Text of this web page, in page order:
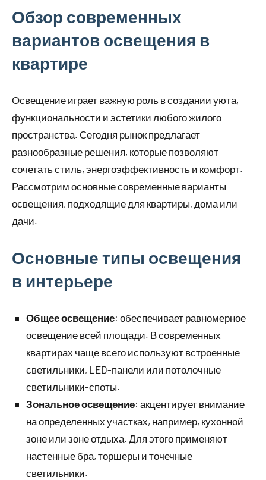
Обзор современных
вариантов освещения в
квартире
Освещение играет важную роль в создании уюта,
функциональности и эстетики любого жилого
пространства. Сегодня рынок предлагает
разнообразные решения, которые позволяют
сочетать стиль, энергоэффективность и комфорт.
Рассмотрим основные современные варианты
освещения, подходящие для квартиры, дома или
дачи.
Основные типы освещения
в интерьере
Общее освещение: обеспечивает равномерное
освещение всей площади. В современных
квартирах чаще всего используют встроенные
светильники, LED-панели или потолочные
светильники-споты.
Зональное освещение: акцентирует внимание
на определенных участках, например, кухонной
зоне или зоне отдыха. Для этого применяют
настенные бра, торшеры и точечные
светильники.